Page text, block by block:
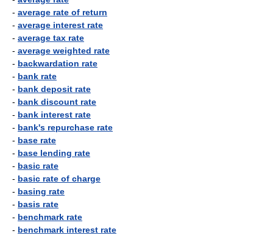
- average rate of return
- average interest rate
- average tax rate
- average weighted rate
- backwardation rate
- bank rate
- bank deposit rate
- bank discount rate
- bank interest rate
- bank's repurchase rate
- base rate
- base lending rate
- basic rate
- basic rate of charge
- basing rate
- basis rate
- benchmark rate
- benchmark interest rate